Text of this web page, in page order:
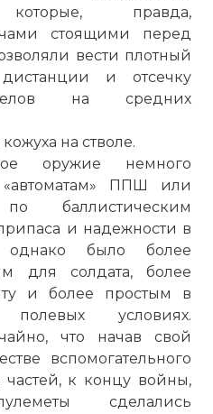
которые, правда,
стоящими перед
вести плотный
и отсечку
на средних
на стволе.
оружие немного
«автоматам» ППШ или
баллистическим
и надежности в
однако было более
для солдата, более
и более простым в
условиях.
что начав свой
вспомогательного
к концу войны,
сделались